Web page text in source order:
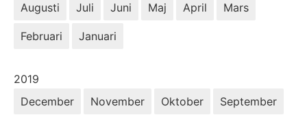
Augusti Juli Juni Maj April Mars
Februari Januari
År:
2019
December
November Oktober September